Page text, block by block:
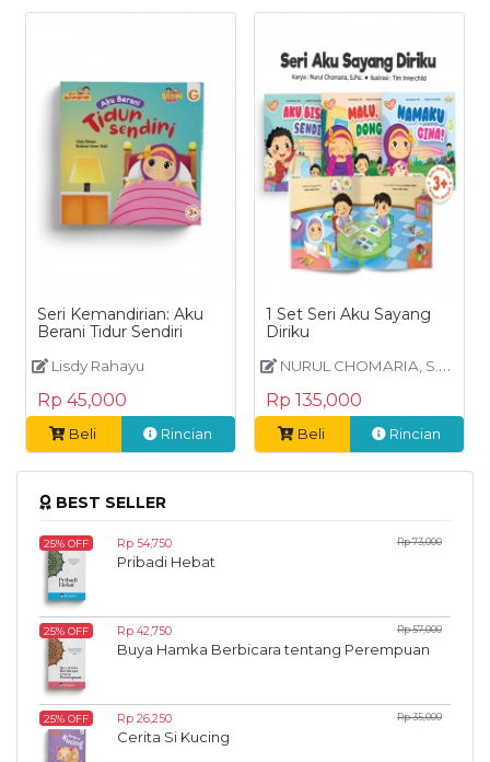
Seri Kemandirian: Aku
Berani Tidur Sendiri
Lisdy Rahayu
Rp 45,000
Beli Rincian
1 Set Seri Aku Sayang
Diriku
NURUL CHOMARIA, S.Psi
Rp 135,000
Beli Rincian
BEST SELLER
25% OFF Rp 54,750 Rp 73,000
Pribadi Hebat
25% OFF Rp 42,750 Rp 57,000
Buya Hamka Berbicara tentang Perempuan
25% OFF Rp 26,250 Rp 35,000
Cerita Si Kucing